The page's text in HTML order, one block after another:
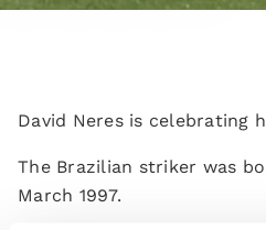
David Neres is celebrating
The Brazilian striker was
March 1997.